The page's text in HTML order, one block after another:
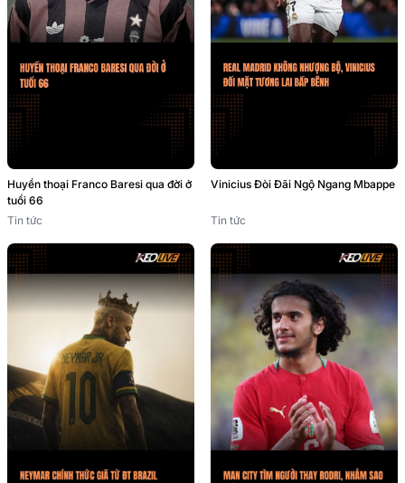
Huyền thoại Franco Baresi qua đời ở
tuổi 66
Tin tức
Vinicius Đòi Đãi Ngộ Ngang Mbappe
Tin tức